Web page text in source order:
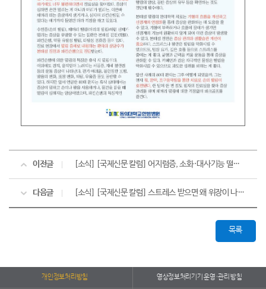
이전글 [소식] [국제신문 칼럼] 어지럼증, 소화·대사기능 떨어져도 생겨
다음글 [소식] [국제신문 칼럼] 스트레스 받으면 왜 위장이 나빠질까?
목록
개인정보처리방침 영상정보처리기기 운영·관리 방침